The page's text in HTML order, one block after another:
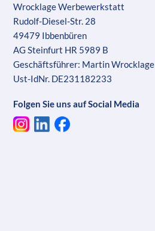
Wrocklage Werbewerkstatt
Rudolf-Diesel-Str. 28
49479 Ibbenbüren
AG Steinfurt HR 5989 B
Geschäftsführer: Martin Wrocklage
Ust-IdNr. DE231182233
Folgen Sie uns auf Social Media